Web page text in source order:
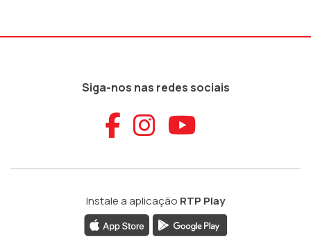
Siga-nos nas redes sociais
Aceder ao
Aceder ao
Aceder
Instale a aplicação RTP Play